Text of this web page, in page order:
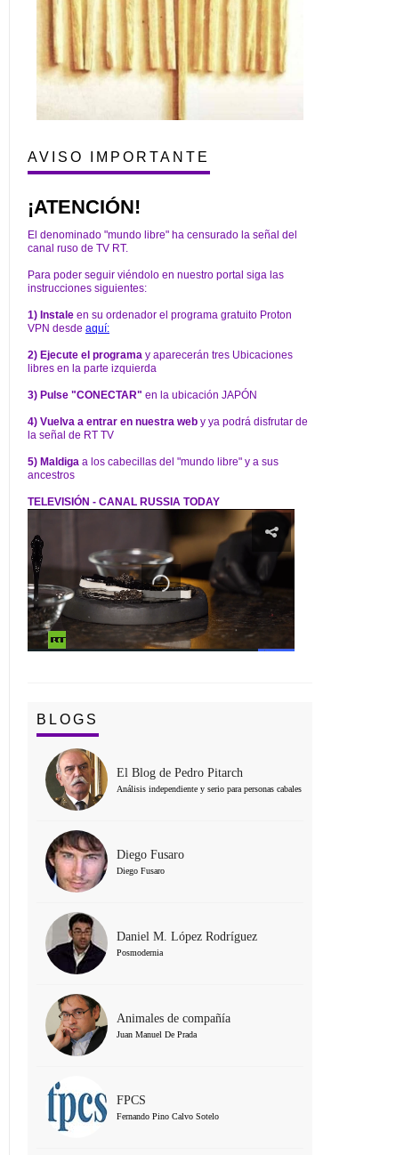
AVISO IMPORTANTE
¡ATENCIÓN!
El denominado "mundo libre" ha censurado la señal del
canal ruso de TV RT.
Para poder seguir viéndolo en nuestro portal siga las
instrucciones siguientes:
1) Instale en su ordenador el programa gratuito Proton
VPN desde aquí:
2) Ejecute el programa y aparecerán tres Ubicaciones
libres en la parte izquierda
3) Pulse "CONECTAR" en la ubicación JAPÓN
4) Vuelva a entrar en nuestra web y ya podrá disfrutar de
la señal de RT TV
5) Maldiga a los cabecillas del "mundo libre" y a sus
ancestros
TELEVISIÓN - CANAL RUSSIA TODAY
BLOGS
El Blog de Pedro Pitarch
Análisis independiente y serio para personas cabales
Diego Fusaro
Diego Fusaro
Daniel M. López Rodríguez
Posmodernia
Animales de compañía
Juan Manuel De Prada
FPCS
Fernando Pino Calvo Sotelo